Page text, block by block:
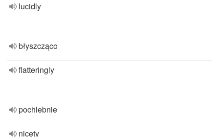
lucidly
błyszcząco
flatteringly
pochlebnie
nicety